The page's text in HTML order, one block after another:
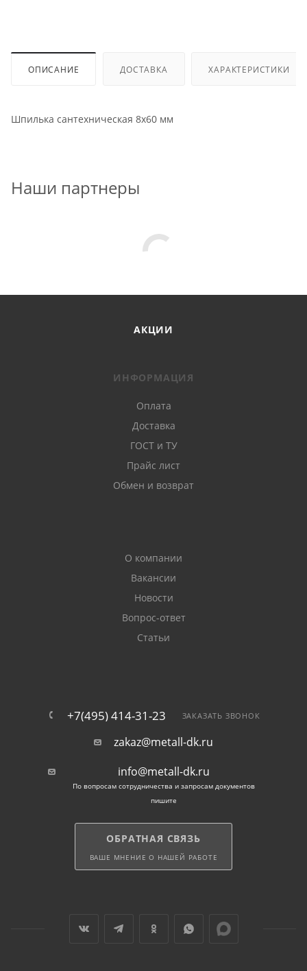
ОПИСАНИЕ ДОСТАВКА ХАРАКТЕРИСТИКИ
Шпилька сантехническая 8x60 мм
Наши партнеры
АКЦИИ
ИНФОРМАЦИЯ
Оплата
Доставка
ГОСТ и ТУ
Прайс лист
Обмен и возврат
О компании
Вакансии
Новости
Вопрос-ответ
Статьи
+7(495) 414-31-23 ЗАКАЗАТЬ ЗВОНОК
zakaz@metall-dk.ru
info@metall-dk.ru
По вопросам сотрудничества и запросам документов
пишите
ОБРАТНАЯ СВЯЗЬ
ВАШЕ МНЕНИЕ О НАШЕЙ РАБОТЕ